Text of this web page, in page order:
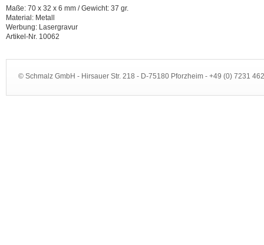
Maße: 70 x 32 x 6 mm / Gewicht: 37 gr.
Material: Metall
Werbung: Lasergravur
Artikel-Nr. 10062
© Schmalz GmbH - Hirsauer Str. 218 - D-75180 Pforzheim - +49 (0) 7231